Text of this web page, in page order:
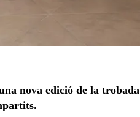
nova edició de la trobada